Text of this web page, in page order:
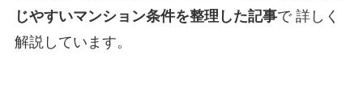
じやすいマンション条件を整理した記事で 詳しく
解説しています。